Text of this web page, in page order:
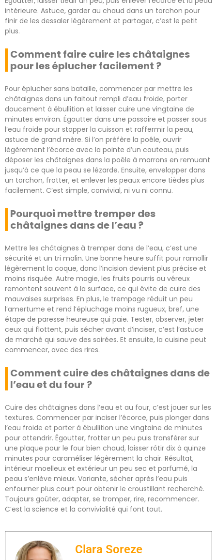
intérieure. Astuce, garder au chaud dans un torchon pour
finir de les dessaler légèrement et partager, c’est le petit
plus.
Comment faire cuire les châtaignes
pour les éplucher facilement ?
Pour éplucher sans bataille, commencer par mettre les
châtaignes dans un faitout rempli d’eau froide, porter
doucement à ébullition et laisser cuire une vingtaine de
minutes environ. Égoutter dans une passoire et passer sous
l’eau froide pour stopper la cuisson et raffermir la peau,
astuce de grand mère. Si l’on préfère la poêle, ouvrir
légèrement l’écorce avec la pointe d’un couteau, puis
déposer les châtaignes dans la poêle à marrons en remuant
jusqu’à ce que la peau se lézarde. Ensuite, envelopper dans
un torchon, frotter, et enlever les peaux encore tièdes plus
facilement. C’est simple, convivial, ni vu ni connu.
Pourquoi mettre tremper des
châtaignes dans de l’eau ?
Mettre les châtaignes à tremper dans de l’eau, c’est une
sécurité et un tri malin. Une bonne heure suffit pour ramollir
légèrement la coque, donc l’incision devient plus précise et
moins risquée. Autre magie, les fruits pourris ou véreux
remontent souvent à la surface, ce qui évite de cuire des
mauvaises surprises. En plus, le trempage réduit un peu
l’amertume et rend l’épluchage moins rugueux, bref, une
étape de paresse heureuse qui paie. Tester, observer, jeter
ceux qui flottent, puis sécher avant d’inciser, c’est l’astuce
de marché qui sauve des soirées. Et ensuite, la cuisine peut
commencer, avec des rires.
Comment cuire des châtaignes dans de
l’eau et du four ?
Cuire des châtaignes dans l’eau et au four, c’est jouer sur les
textures. Commencer par inciser l’écorce, puis plonger dans
l’eau froide et porter à ébullition une vingtaine de minutes
pour attendrir. Égoutter, frotter un peu puis transférer sur
une plaque pour le four bien chaud, laisser rôtir dix à quinze
minutes pour caraméliser légèrement la chair. Résultat,
intérieur moelleux et extérieur un peu sec et parfumé, la
peau s’enlève mieux. Variante, sécher après l’eau puis
enfourner plus court pour obtenir le croustillant recherché.
Toujours goûter, adapter, se tromper, rire, recommencer.
C’est la science et la convivialité qui font tout.
Clara Soreze